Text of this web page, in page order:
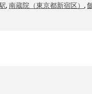
, 南蔵院（東京都新宿区） ,